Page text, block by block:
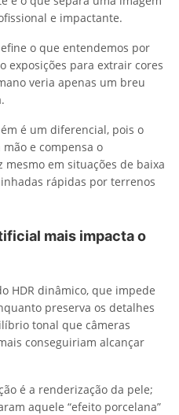
e impactante.
o que entendemos por
exposições para extrair cores
veria apenas um breu
é um diferencial, pois o
e compensa o
em situações de baixa
rápidas por terrenos
mais impacta o
HDR dinâmico, que impede
preserva os detalhes
tonal que câmeras
conseguiriam alcançar
é a renderização da pele;
aquele “efeito porcelana”